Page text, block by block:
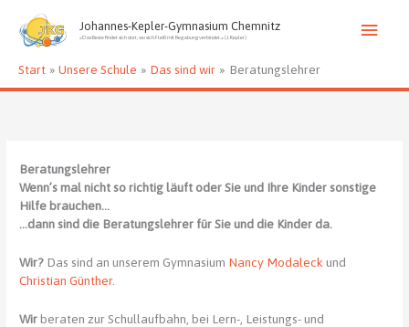
Inhalt
springen
Johannes-Kepler-Gymnasium Chemnitz
»Das Beste findet sich dort, wo sich Fleiß mit Begabung verbindet.« (J. Kepler)
Start Unsere Schule Das sind wir Beratungslehrer
Beratungslehrer
Wenn’s mal nicht so richtig läuft oder Sie und Ihre Kinder sonstige
Hilfe brauchen…
…dann sind die Beratungslehrer für Sie und die Kinder da.
Wir? Das sind an unserem Gymnasium Nancy Modaleck und
Christian Günther.
Wirberaten zur Schullaufbahn, bei Lern-, Leistungs- und